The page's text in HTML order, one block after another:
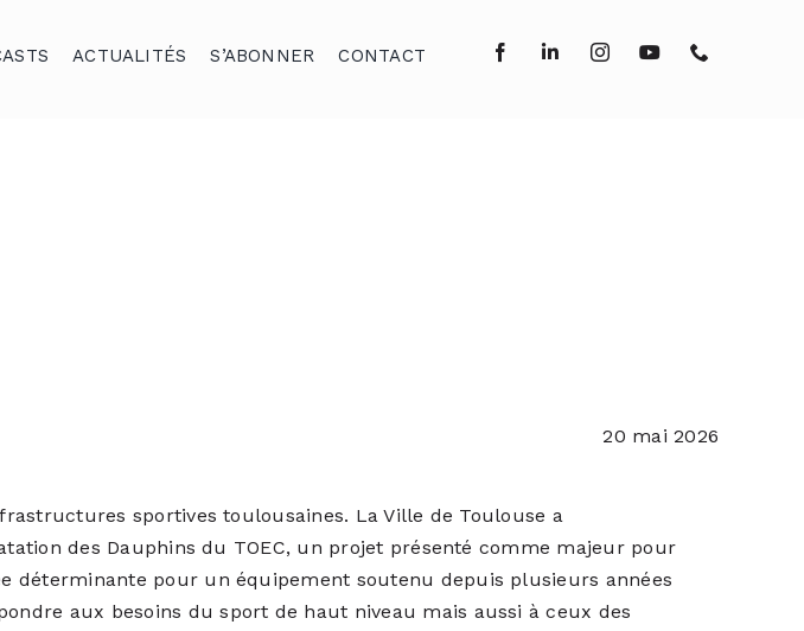
ACTUALITÉS S’ABONNER CONTACT
20 mai 2026
sportives toulousaines. La Ville de Toulouse a
des Dauphins du TOEC, un projet présenté comme majeur pour
déterminante pour un équipement soutenu depuis plusieurs années
aux besoins du sport de haut niveau mais aussi à ceux des